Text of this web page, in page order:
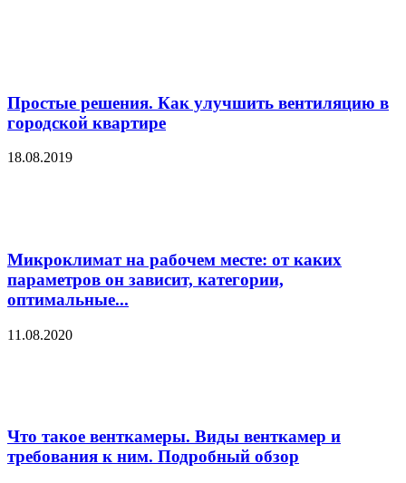
Простые решения. Как улучшить вентиляцию в
городской квартире
18.08.2019
Микроклимат на рабочем месте: от каких
параметров он зависит, категории,
оптимальные...
11.08.2020
Что такое венткамеры. Виды венткамер и
требования к ним. Подробный обзор